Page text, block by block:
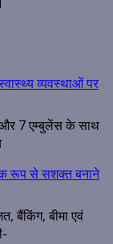
व्यवस्थाओं पर
और 7 एम्बुलेंस के साथ
रूप से सशक्त बनाने
बैंकिंग, बीमा एवं